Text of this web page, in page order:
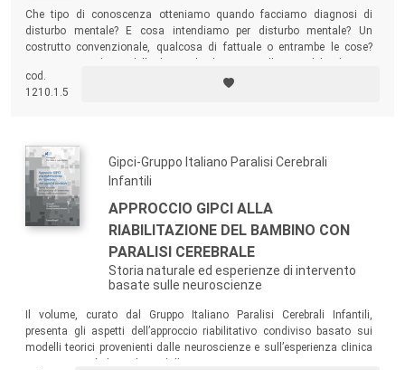
Che tipo di conoscenza otteniamo quando facciamo diagnosi di
disturbo mentale? E cosa intendiamo per disturbo mentale? Un
costrutto convenzionale, qualcosa di fattuale o entrambe le cose?
che coinvolgono non solo gli addetti ai lavori, ma tutti coloro
interessati al problema della salute mentale.
cod.
1210.1.5
Gipci-Gruppo Italiano Paralisi Cerebrali
Infantili
APPROCCIO GIPCI ALLA
RIABILITAZIONE DEL BAMBINO CON
PARALISI CEREBRALE
Storia naturale ed esperienze di intervento
basate sulle neuroscienze
Il volume, curato dal Gruppo Italiano Paralisi Cerebrali Infantili,
presenta gli aspetti dell’approccio riabilitativo condiviso basato sui
modelli teorici provenienti dalle neuroscienze e sull’esperienza clinica